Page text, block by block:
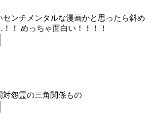
センチメンタルな漫画かと思ったら斜め
！ めっちゃ面白い！！！！
対怨霊の三角関係もの